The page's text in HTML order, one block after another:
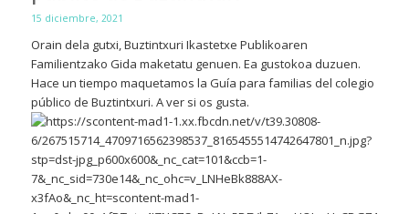
15 diciembre, 2021
Orain dela gutxi, Buztintxuri Ikastetxe Publikoaren
Familientzako Gida maketatu genuen. Ea gustokoa duzuen.
Hace un tiempo maquetamos la Guía para familias del colegio
público de Buztintxuri. A ver si os gusta.